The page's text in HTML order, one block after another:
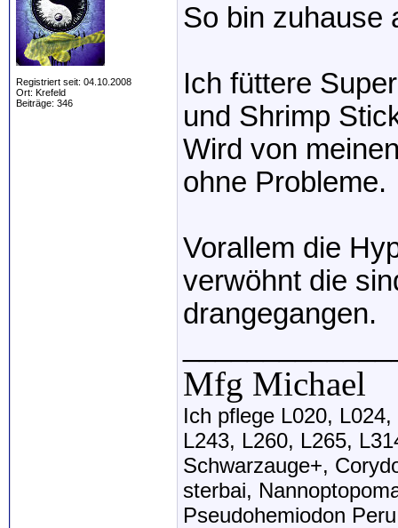
Registriert seit: 04.10.2008
Ort: Krefeld
Beiträge: 346
So bin zuhause
Ich füttere
und Shrimp
Wird von
ohne Probleme.
Vorallem die
verwöhnt die
drangegangen.
Mfg Michael
Ich pflege L020,
L243, L260, L265,
Schwarzauge+,
sterbai,
Pseudohemiodon